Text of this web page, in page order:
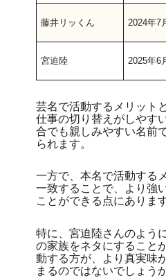
藤井リッくん 2024年7
宮迫陸 2025年6
芸名で活動するメリット
仕事の切り替えがしやす
合でも親しみやすい名前
られます。
一方で、本名で活動する
一致することで、より強
ことができる点にあります
特に、宮迫陸さんのよう
の家族をネタにすること
動する方が、より真実味
まるのではないでしょうか